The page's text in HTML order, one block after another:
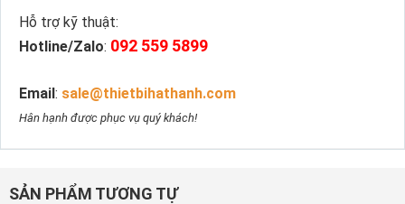
Hỗ trợ kỹ thuật:
Hotline/Zalo: 092 559 5899
Email: sale@thietbihathanh.com
Hân hạnh được phục vụ quý khách!
SẢN PHẨM TƯƠNG TỰ